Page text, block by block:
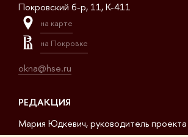
Покровский б-р, 11, K-411
на карте
на Покровке
okna@hse.ru
РЕДАКЦИЯ
Мария Юдкевич, руководитель